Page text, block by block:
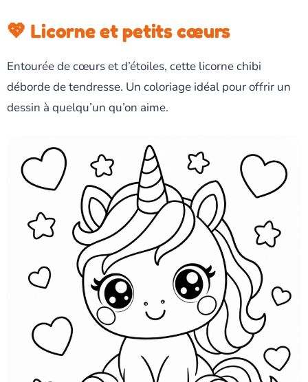
💖 Licorne et petits cœurs
Entourée de cœurs et d’étoiles, cette licorne chibi
déborde de tendresse. Un coloriage idéal pour offrir un
dessin à quelqu’un qu’on aime.